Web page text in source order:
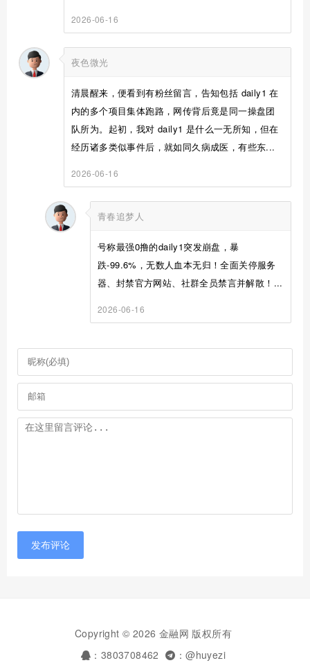
2026-06-16
夜色微光
清晨醒来，便看到有粉丝留言，告知包括 daily1 在
内的多个项目集体跑路，网传背后竟是同一操盘团
队所为。起初，我对 daily1 是什么一无所知，但在
经历诸多类似事件后，就如同久病成医，有些东...
2026-06-16
青春追梦人
号称最强0撸的daily1突发崩盘，暴
跌-99.6%，无数人血本无归！全面关停服务
器、封禁官方网站、社群全员禁言并解散！...
2026-06-16
发布评论
Copyright © 2026 金融网 版权所有
：3803708462
：@huyezi